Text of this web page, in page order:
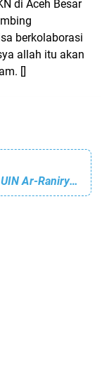
di Aceh Besar
berkolaborasi
allah itu akan
[]
Wildan Borong 4 Emas Panahan untuk UIN Ar-Raniry di POMDA Aceh